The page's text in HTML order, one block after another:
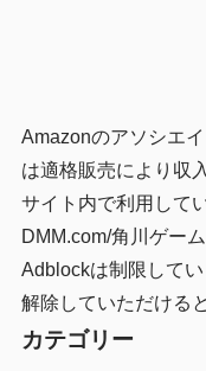
Amazonのアソシエ
は適格販売により収
サイト内で利用して
DMM.com/角川ゲー
Adblockは制限してい
解除していただける
カテゴリー